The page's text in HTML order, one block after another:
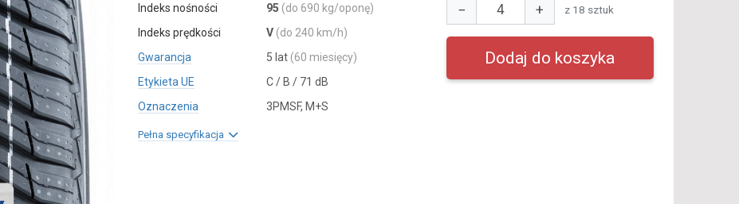
Indeks nośności
95 (do 690 kg/oponę)
Indeks prędkości
V (do 240 km/h)
Gwarancja
5 lat (60 miesięcy)
Etykieta UE
C / B / 71 dB
Oznaczenia
3PMSF, M+S
Pełna specyfikacja
− + z 18 sztuk